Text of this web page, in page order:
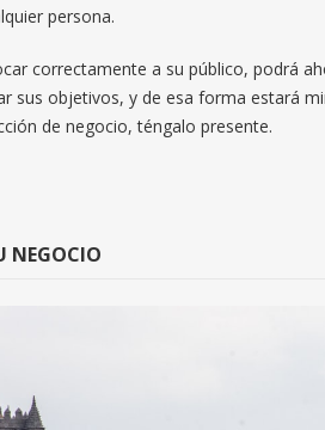
persona.
correctamente a su público, podrá
sus objetivos, y de esa forma estará
de negocio, téngalo presente.
NEGOCIO